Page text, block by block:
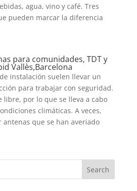
agua, vino y café. Tres
pueden marcar la diferencia
para comunidades, TDT y
Vallès,Barcelona
instalación suelen llevar un
para trabajar con seguridad.
libre, por lo que se lleva a cabo
climáticas. A veces,
que se han averiado
Search